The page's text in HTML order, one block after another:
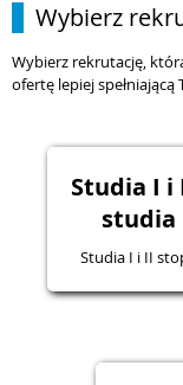
Wybierz
Wybierz rekrutację,
ofertę lepiej spełniającą
Studia I
studia
Studia I i II